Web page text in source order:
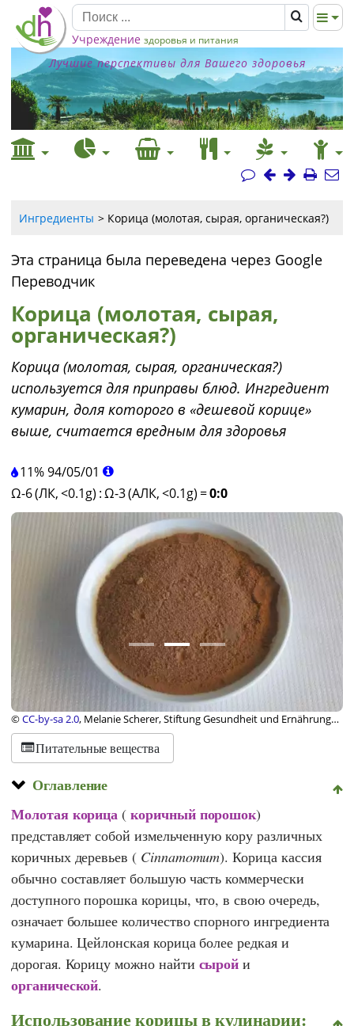
Учреждение здоровья и питания
Лучшие перспективы для Вашего здоровья
Ингредиенты Корица (молотая, сырая, органическая?)
Эта страница была переведена через Google
Переводчик
Корица (молотая, сырая,
органическая?)
Корица (молотая, сырая, органическая?)
используется для приправы блюд. Ингредиент
кумарин, доля которого в «дешевой корице»
выше, считается вредным для здоровья
11%94/05/01
Ω-6 (ЛК, <0.1g) :Ω-3 (АЛК, <0.1g) =0:0
©CC-by-sa 2.0, Melanie Scherer, Stiftung Gesundheit und Ernährung
Schweiz
Питательные вещества
Оглавление
Молотая корица (коричный порошок)
представляет собой измельченную кору различных
коричных деревьев ( Cinnamomum). Корица кассия
обычно составляет большую часть коммерчески
доступного порошка корицы, что, в свою очередь,
означает большее количество спорного ингредиента
кумарина. Цейлонская корица более редкая и
дорогая. Корицу можно найти сырой и
органической.
Использование корицы в кулинарии: